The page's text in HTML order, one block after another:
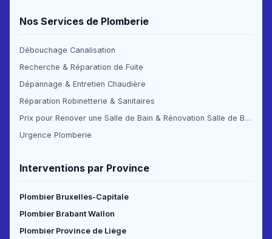
Nos Services de Plomberie
Débouchage Canalisation
Recherche & Réparation de Fuite
Dépannage & Entretien Chaudière
Réparation Robinetterie & Sanitaires
Prix pour Renover une Salle de Bain & Rénovation Salle de Bain Prix
Urgence Plomberie
Interventions par Province
Plombier Bruxelles-Capitale
Plombier Brabant Wallon
Plombier Province de Liège